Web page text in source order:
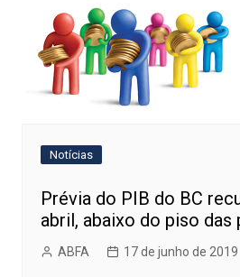
Notícias
Prévia do PIB do BC
abril, abaixo do piso das
ABFA 17 de junho de 2019